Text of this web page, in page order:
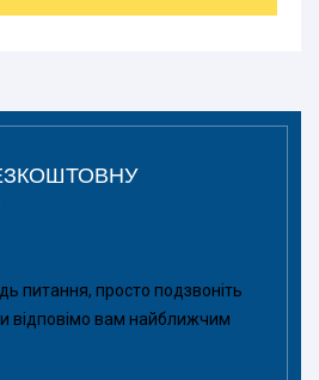
питання, просто подзвоніть
відповімо вам найближчим